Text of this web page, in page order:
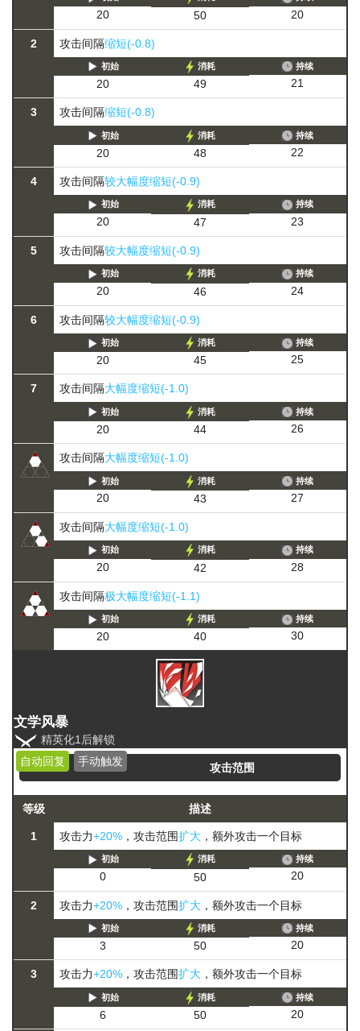
20 50 20
2 攻击间隔缩短(-0.8)
初始
20
消耗
49
持续
21
3 攻击间隔缩短(-0.8)
初始
20
消耗
48
持续
22
4 攻击间隔较大幅度缩短(-0.9)
初始
20
消耗
47
持续
23
5 攻击间隔较大幅度缩短(-0.9)
初始
20
消耗
46
持续
24
6 攻击间隔较大幅度缩短(-0.9)
初始
20
消耗
45
持续
25
7 攻击间隔大幅度缩短(-1.0)
初始
20
消耗
44
持续
26
攻击间隔大幅度缩短(-1.0)
初始
20
消耗
43
持续
27
攻击间隔大幅度缩短(-1.0)
初始
20
消耗
42
持续
28
攻击间隔极大幅度缩短(-1.1)
初始
20
消耗
40
持续
30
文学风暴
精英化1后解锁
自动回复
手动触发 攻击范围
等级 描述
1 攻击力+20% ，攻击范围扩大 ，额外攻击一个目标
初始
0
消耗
50
持续
20
2 攻击力+20% ，攻击范围扩大 ，额外攻击一个目标
初始
3
消耗
50
持续
20
3 攻击力+20% ，攻击范围扩大 ，额外攻击一个目标
初始
6
消耗
50
持续
20